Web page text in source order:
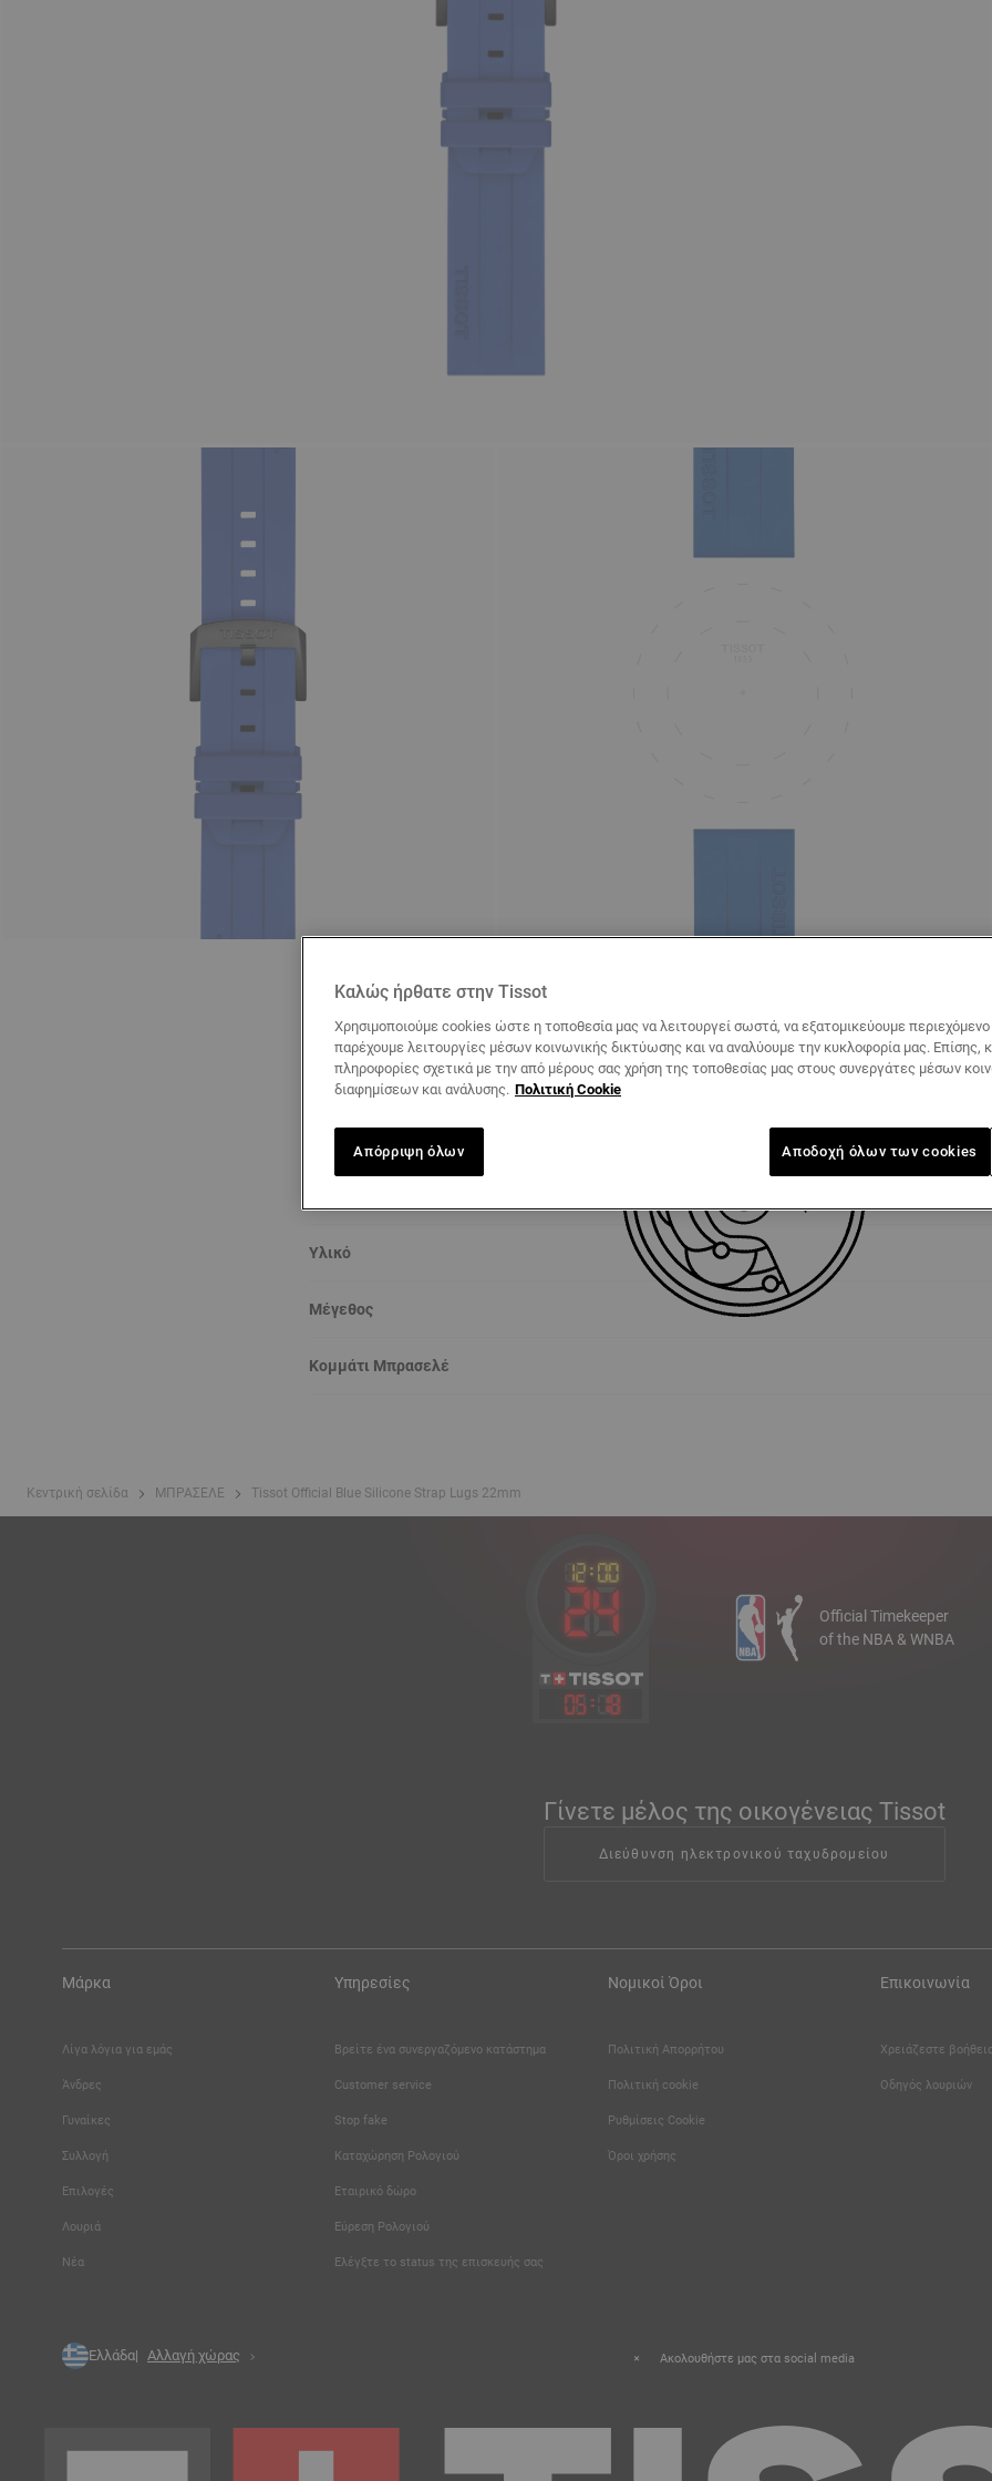
Τεχνικές ιδιαιτερότητες
Υλικό
Μέγεθος
Κομμάτι Μπρασελέ
Κεντρική σελίδα ΜΠΡΑΣΕΛΕ Tissot Official Blue Silicone Strap Lugs 22mm
05: 18
Official Timekeeper
of the NBA & WNBA
Γίνετε μέλος της οικογένειας Tissot
Διεύθυνση ηλεκτρονικού ταχυδρομείου
Μάρκα
Λίγα λόγια για εμάς
Άνδρες
Γυναίκες
Συλλογή
Επιλογές
Λουριά
Νέα
Υπηρεσίες
Βρείτε ένα συνεργαζόμενο κατάστημα
Customer service
Stop fake
Καταχώρηση Ρολογιού
Εταιρικό δώρο
Εύρεση Ρολογιού
Ελέγξτε το status της επισκευής σας
Νομικοί Όροι
Πολιτική Απορρήτου
Πολιτική cookie
Ρυθμίσεις Cookie
Όροι χρήσης
Επικοινωνία
Χρειάζεστε
Οδηγός λουριών
Ελλάδα Αλλαγή χώρας Ακολουθήστε μας στα social media
Καλώς ήρθατε στην Tissot
Χρησιμοποιούμε cookies ώστε η τοποθεσία μας να λειτουργεί σωστά, να εξατομικεύουμε περιεχόμενο
παρέχουμε λειτουργίες μέσων κοινωνικής δικτύωσης και να αναλύουμε την κυκλοφορία μας. Επίσης,
πληροφορίες σχετικά με την από μέρους σας χρήση της τοποθεσίας μας στους συνεργάτες μέσων
διαφημίσεων και ανάλυσης. Πολιτική Cookie
Απόρριψη όλων Αποδοχή όλων των cookies